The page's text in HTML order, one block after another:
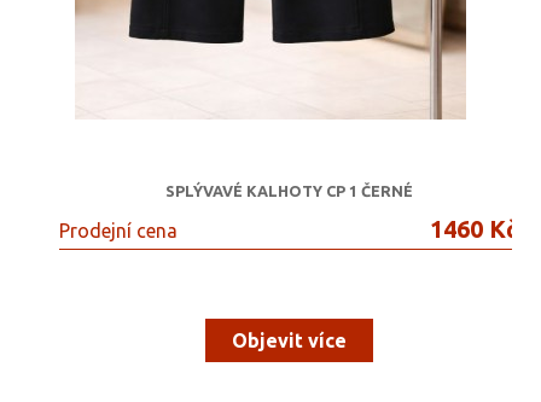
SPLÝVAVÉ KALHOTY CP 1 ČERNÉ
Prodejní cena 1460 Kč
Objevit více